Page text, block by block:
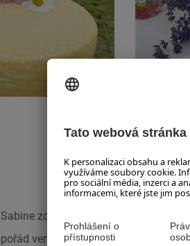
Sabine zdědila lásku a vášeň pro
pořád venku a sbírala všechno, co